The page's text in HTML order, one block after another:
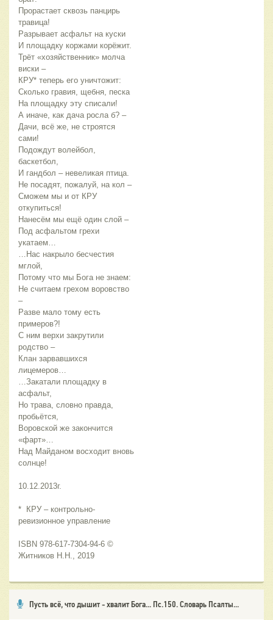
Прорастает сквозь панцирь
травица!
Разрывает асфальт на куски
И площадку коржами корёжит.
Трёт «хозяйственник» молча
виски –
КРУ* теперь его уничтожит:
Сколько гравия, щебня, песка
На площадку эту списали!
А иначе, как дача росла б? –
Дачи, всё же, не строятся
сами!
Подождут волейбол,
баскетбол,
И гандбол – невеликая птица.
Не посадят, пожалуй, на кол –
Сможем мы и от КРУ
откупиться!
Нанесём мы ещё один слой –
Под асфальтом грехи
укатаем…
…Нас накрыло бесчестия
мглой,
Потому что мы Бога не знаем:
Не считаем грехом воровство
–
Разве мало тому есть
примеров?!
С ним верхи закрутили
родство –
Клан зарвавшихся
лицемеров…
…Закатали площадку в
асфальт,
Но трава, словно правда,
пробьётся,
Воровской же закончится
«фарт»…
Над Майданом восходит вновь
солнце!
10.12.2013г.
*  КРУ – контрольно-
ревизионное управление
ISBN 978-617-7304-94-6 ©
Житников Н.Н., 2019
Пусть всё, что дышит - хвалит Бога... Пс.150. Словарь Псалты...